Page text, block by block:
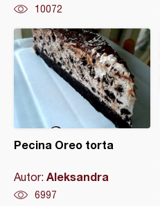
10072
Pecina Oreo torta
Autor: Aleksandra
6997